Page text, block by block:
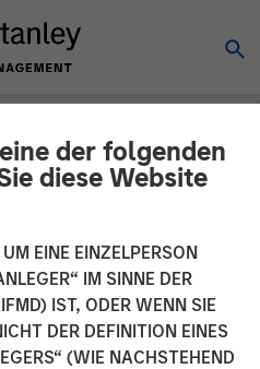
der folgenden
diese Website
EINE EINZELPERSON
IM SINNE DER
IST, ODER WENN SIE
DER DEFINITION EINES
(WIE NACHSTEHEND
Announces
Brooks
Along with